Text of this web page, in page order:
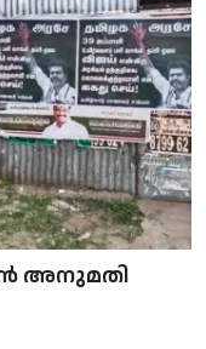
അനുമതി